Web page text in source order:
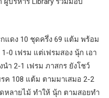
แดง 10 ชุดครึ่ง 69 แต้ม พร้อม
0 เฟรม แต่เฟรมสอง นุ้ก เอา
ำ 2-1 เฟรม ภาสกร ยังโชว์
ค 108 แต้ม ตามมาเสมอ 2-2
หลายไม้ ทำให้ นุ้ก ตามสอยทำ